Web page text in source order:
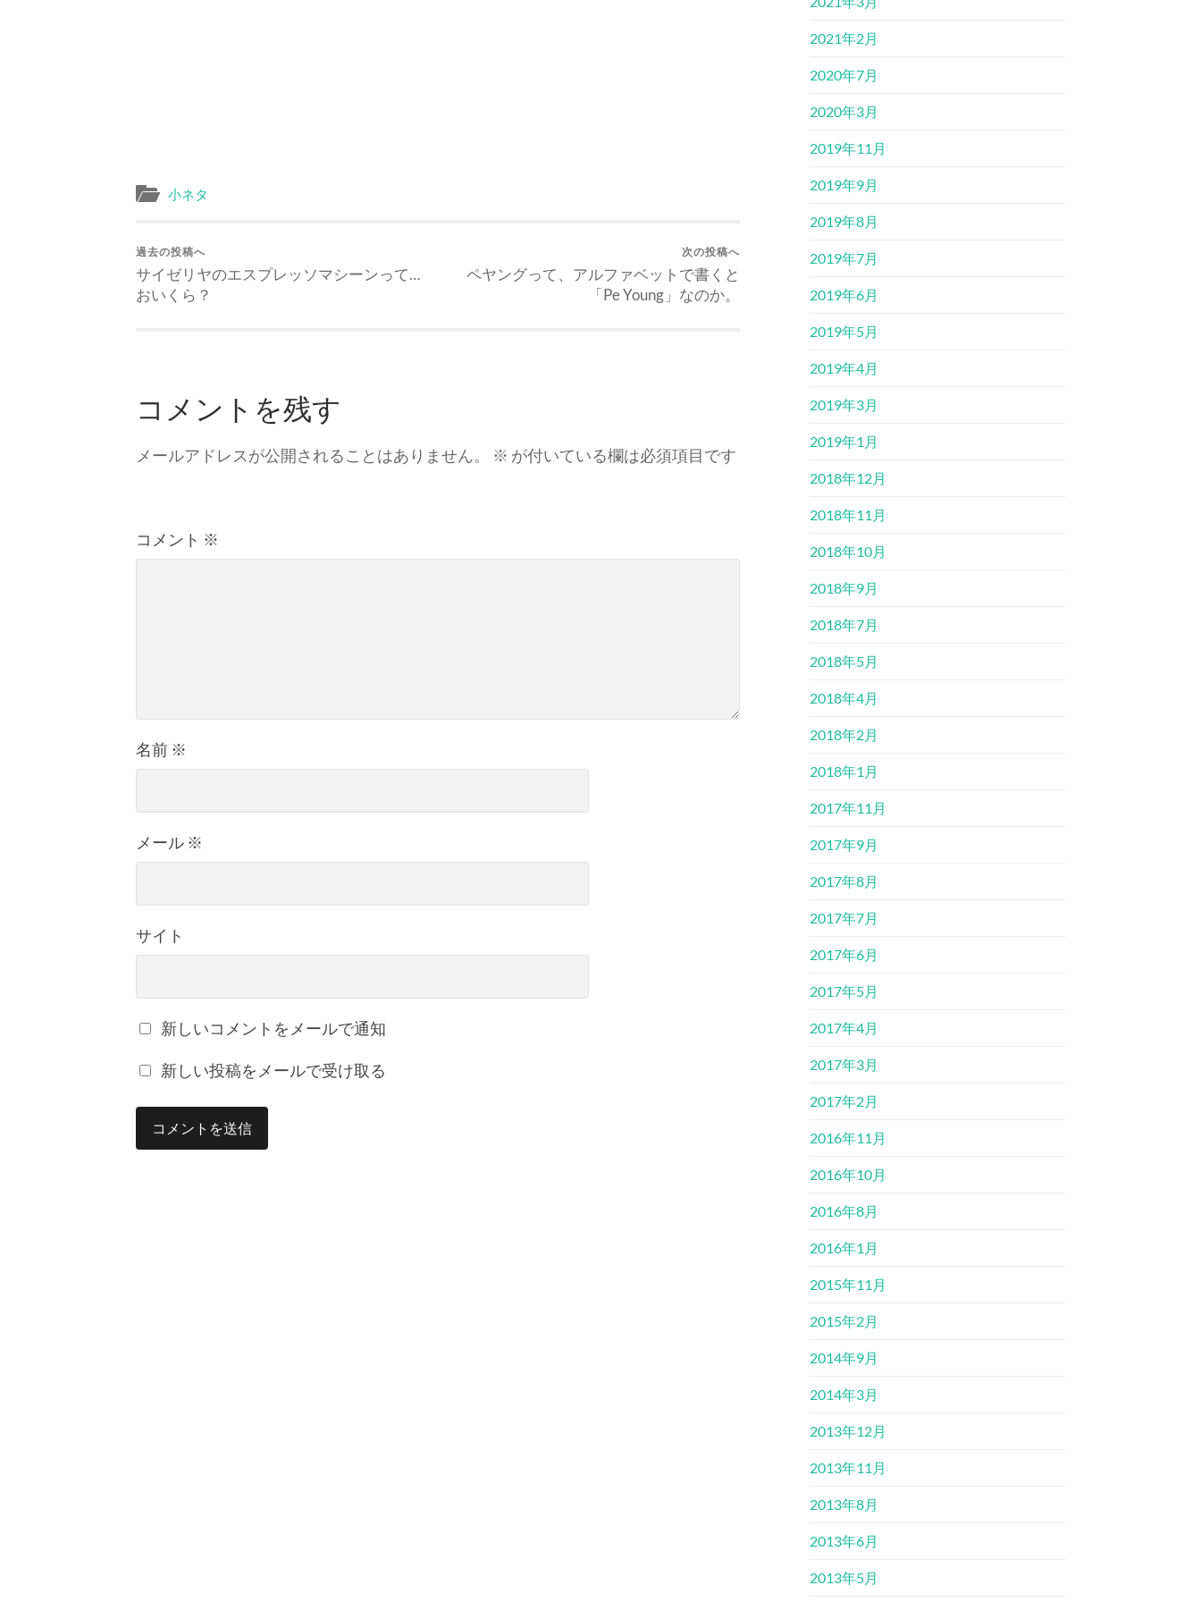
小ネタ
過去の投稿へ
サイゼリヤのエスプレッソマシーンって…
おいくら？
次の投稿へ
ペヤングって、アルファベットで書くと
「Pe Young」なのか。
コメントを残す
メールアドレスが公開されることはありません。 ※ が付いている欄は必須項目です
コメント ※
名前 ※
メール ※
サイト
新しいコメントをメールで通知
新しい投稿をメールで受け取る
2021年2月
2020年7月
2020年3月
2019年11月
2019年9月
2019年8月
2019年7月
2019年6月
2019年5月
2019年4月
2019年3月
2019年1月
2018年12月
2018年11月
2018年10月
2018年9月
2018年7月
2018年5月
2018年4月
2018年2月
2018年1月
2017年11月
2017年9月
2017年8月
2017年7月
2017年6月
2017年5月
2017年4月
2017年3月
2017年2月
2016年11月
2016年10月
2016年8月
2016年1月
2015年11月
2015年2月
2014年9月
2014年3月
2013年12月
2013年11月
2013年8月
2013年6月
2013年5月